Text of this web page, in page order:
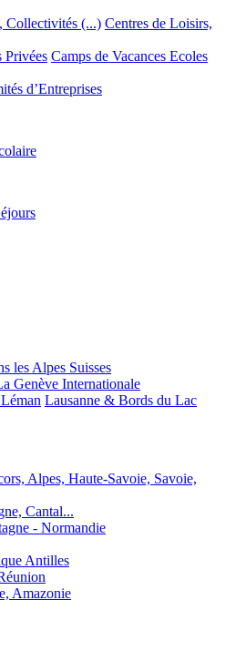
Collectivités (...) Centres de Loisirs,
Privées Camps de Vacances Ecoles
d’Entreprises
les Alpes Suisses
Genève Internationale
Lausanne & Bords du Lac
Alpes, Haute-Savoie, Savoie,
Cantal...
- Normandie
Antilles
Amazonie